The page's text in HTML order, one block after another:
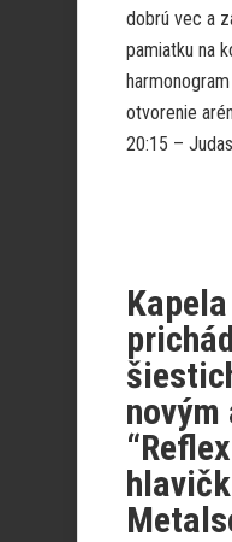
dobrú vec a
pamiatku na
otvorenie
20:15 –
novým